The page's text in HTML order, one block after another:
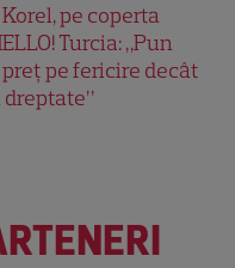
pe coperta
Turcia: „Pun
pe fericire decât
dreptate”